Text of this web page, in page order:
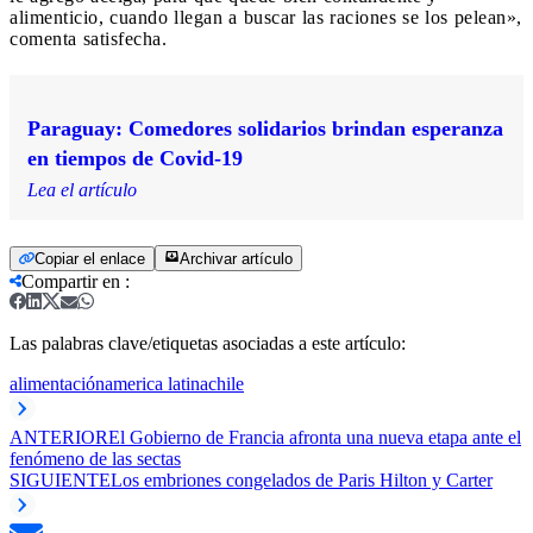
alimenticio, cuando llegan a buscar las raciones se los pelean»,
comenta satisfecha.
Paraguay: Comedores solidarios brindan esperanza
en tiempos de Covid-19
Lea el artículo
Copiar el enlace Archivar artículo
Compartir en :
Las palabras clave/etiquetas asociadas a este artículo:
alimentaciónamerica latinachile
ANTERIOREl Gobierno de Francia afronta una nueva etapa ante el
fenómeno de las sectas
SIGUIENTELos embriones congelados de Paris Hilton y Carter